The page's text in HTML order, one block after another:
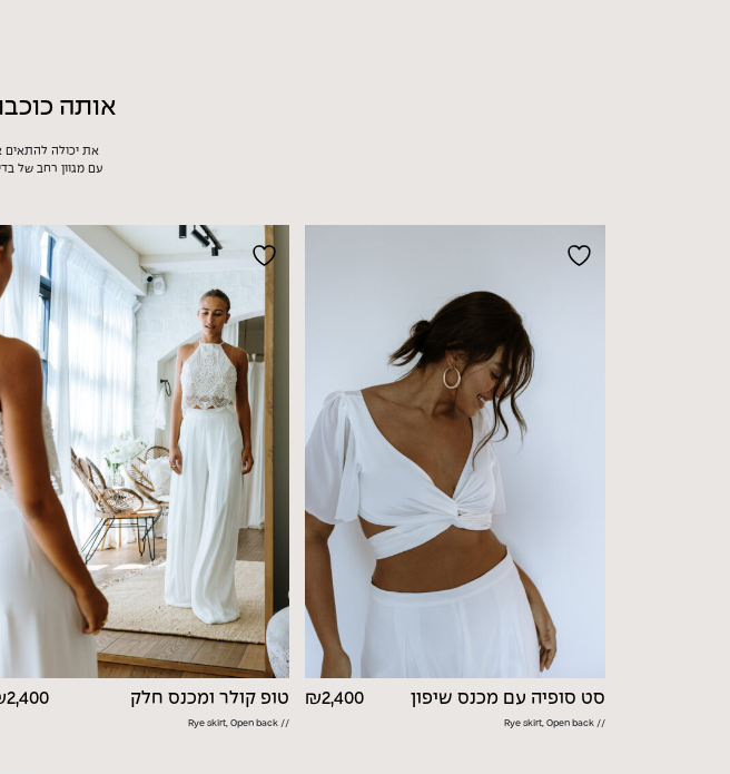
אותה
את יכולה
עם מגוון רחב של
סט סופיה עם מכנס שיפון
// Rye skirt, Open back
₪2,400 טופ קולר ומכנס חלק
// Rye skirt, Open back
2,400